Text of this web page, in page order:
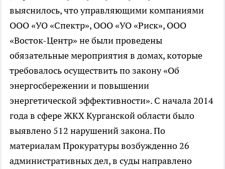
выяснилось, что управляющими компаниями
ООО «УО «Спектр», ООО «УО «Риск», ООО
«Восток-Центр» не были проведены
обязательные мероприятия в домах, которые
требовалось осуществить по закону «Об
энергосбережении и повышении
энергетической эффективности». С начала 2014
года в сфере ЖКХ Курганской области было
выявлено 512 нарушений закона. По
материалам Прокуратуры возбужденно 26
административных дел, в суды направлено